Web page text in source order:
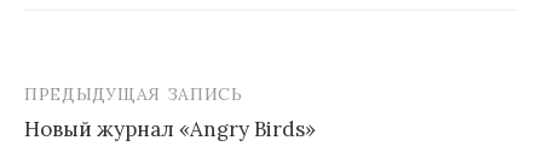
ПРЕДЫДУЩАЯ ЗАПИСЬ
Новый журнал «Angry Birds»